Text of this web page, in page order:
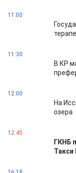
11:00
11:30
В КР
12:00
На
озера
12:45
ГКНБ
Такси